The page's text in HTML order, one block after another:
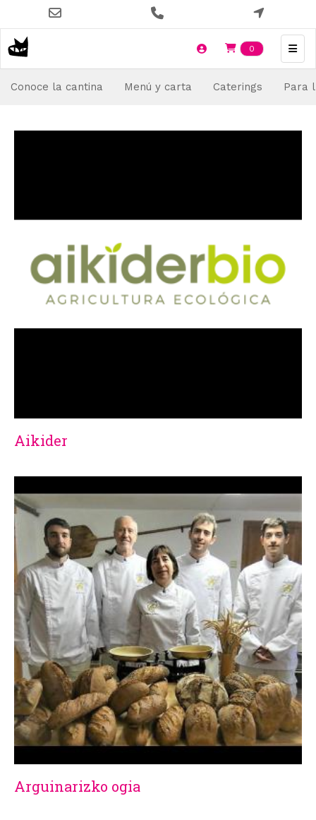
contenido
principal
0 Items en
Conoce la cantina Menú y carta Caterings Para
Aikider
Arguinarizko ogia